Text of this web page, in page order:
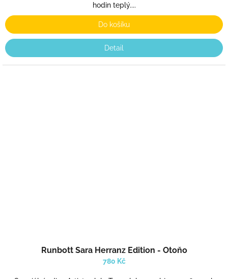
hodin teplý....
Do košíku
Detail
Runbott Sara Herranz Edition - Otoňo
780 Kč